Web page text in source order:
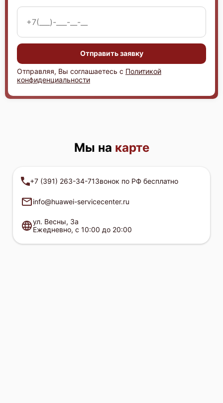
Huawei FusionServer CH221 V5
Huawei FusionServer E9000
Отправить заявку
Отправляя, Вы соглашаетесь с Политикой
конфиденциальности
Мы на карте
+7 (391) 263-34-71Звонок по РФ бесплатно
info@huawei-servicecenter.ru
ул. Весны, 3а
Ежедневно, с 10:00 до 20:00